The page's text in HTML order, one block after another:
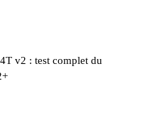
v2 : test complet du